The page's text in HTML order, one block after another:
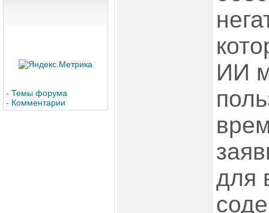
- Темы форума
- Комментарии
ИИ
для